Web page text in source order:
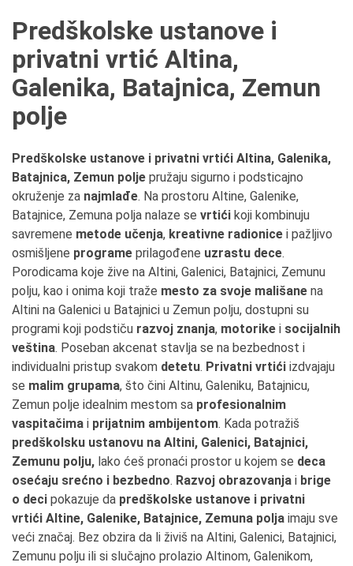
Predškolske ustanove i
privatni vrtić Altina,
Galenika, Batajnica, Zemun
polje
Predškolske ustanove i privatni vrtići Altina, Galenika,
Batajnica, Zemun polje pružaju sigurno i podsticajno
okruženje za najmlađe. Na prostoru Altine, Galenike,
Batajnice, Zemuna polja nalaze se vrtići koji kombinuju
savremene metode učenja, kreativne radionice i pažljivo
osmišljene programe prilagođene uzrastu dece.
Porodicama koje žive na Altini, Galenici, Batajnici, Zemunu
polju, kao i onima koji traže mesto za svoje mališane na
Altini na Galenici u Batajnici u Zemun polju, dostupni su
programi koji podstiču razvoj znanja, motorike i socijalnih
veština. Poseban akcenat stavlja se na bezbednost i
individualni pristup svakom detetu. Privatni vrtići izdvajaju
se malim grupama, što čini Altinu, Galeniku, Batajnicu,
Zemun polje idealnim mestom sa profesionalnim
vaspitačima i prijatnim ambijentom. Kada potražiš
predškolsku ustanovu na Altini, Galenici, Batajnici,
Zemunu polju, lako ćeš pronaći prostor u kojem se deca
osećaju srećno i bezbedno. Razvoj obrazovanja i brige
o deci pokazuje da predškolske ustanove i privatni
vrtići Altine, Galenike, Batajnice, Zemuna polja imaju sve
veći značaj. Bez obzira da li živiš na Altini, Galenici, Batajnici,
Zemunu polju ili si slučajno prolazio Altinom, Galenikom,